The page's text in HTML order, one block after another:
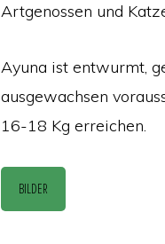
Artgenossen und
Ayuna ist entwurmt,
ausgewachsen
16-18 Kg erreichen.
BILDER